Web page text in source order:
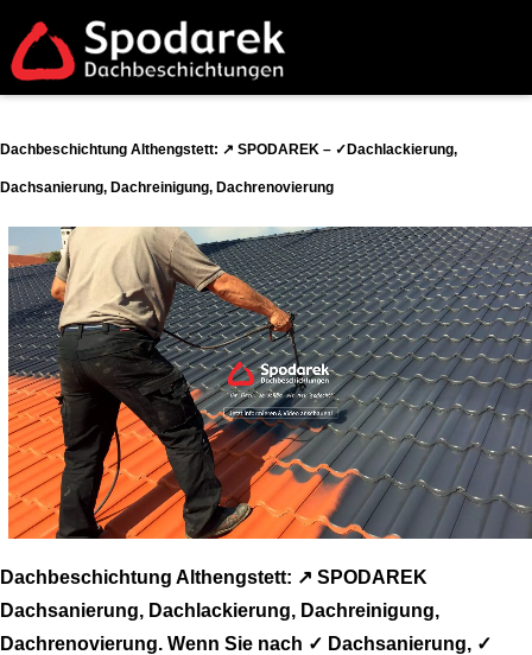
Dachbeschichtung Althengstett: ↗️ SPODAREK – ✓Dachlackierung,
Dachsanierung, Dachreinigung, Dachrenovierung
Dachbeschichtung Althengstett: ↗️ SPODAREK
Dachsanierung, Dachlackierung, Dachreinigung,
Dachrenovierung. Wenn Sie nach ✓ Dachsanierung, ✓